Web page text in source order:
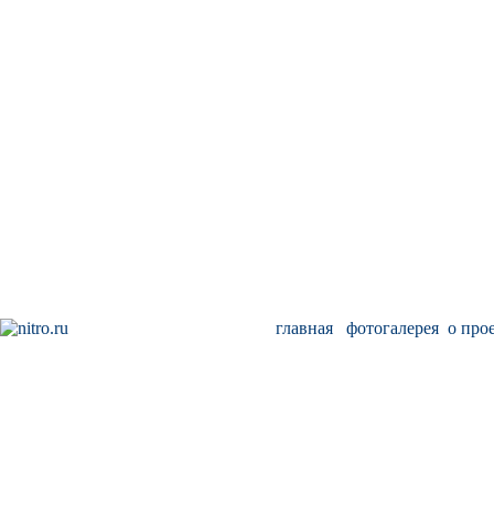
главная фотогалерея о